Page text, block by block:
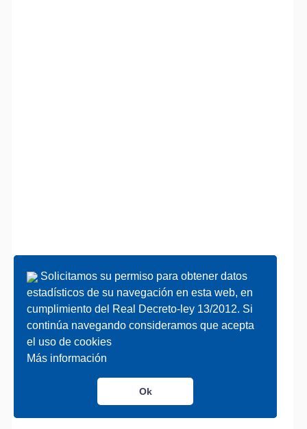
Solicitamos su permiso para obtener datos
estadísticos de su navegación en esta web, en
cumplimiento del Real Decreto-ley 13/2012. Si
continúa navegando consideramos que acepta
el uso de cookies
Más información
Ok
Solicitamos su permiso para obtener datos
estadísticos de su navegación en esta web, en
cumplimiento del Real Decreto-ley 13/2012. Si
continúa navegando consideramos que acepta
el uso de cookies
Más información
Ok